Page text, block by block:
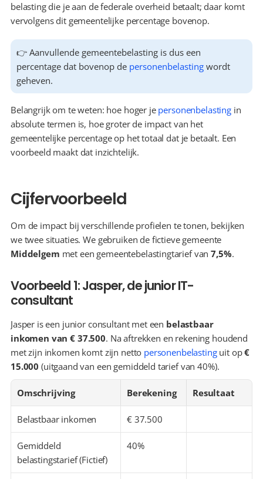
belasting die je aan de federale overheid betaalt; daar komt
vervolgens dit gemeentelijke percentage bovenop.
👉 Aanvullende gemeentebelasting is dus een
percentage dat bovenop de personenbelasting wordt
geheven.
Belangrijk om te weten: hoe hoger je personenbelasting in
absolute termen is, hoe groter de impact van het
gemeentelijke percentage op het totaal dat je betaalt. Een
voorbeeld maakt dat inzichtelijk.
Cijfervoorbeeld
Om de impact bij verschillende profielen te tonen, bekijken
Middelgem met een gemeentebelastingtarief van 7,5%.
Voorbeeld 1: Jasper, de junior IT-
consultant
Jasper is een junior consultant met een belastbaar
inkomen van € 37.500. Na aftrekken en rekening houdend
met zijn inkomen komt zijn netto personenbelasting uit op €
15.000 (uitgaand van een gemiddeld tarief van 40%).
Omschrijving Berekening Resultaat
Belastbaar inkomen € 37.500
Gemiddeld
belastingstarief (Fictief)
40%